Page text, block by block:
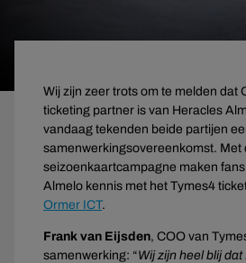
Wij zijn zeer trots om te melden dat
ticketing partner is van Heracles
vandaag tekenden beide partijen
samenwerkingsovereenkomst. Met
seizoenkaartcampagne maken
Almelo kennis met het Tymes4
Ormer ICT.
Frank van Eijsden, COO van
samenwerking: “Wij zijn heel blij